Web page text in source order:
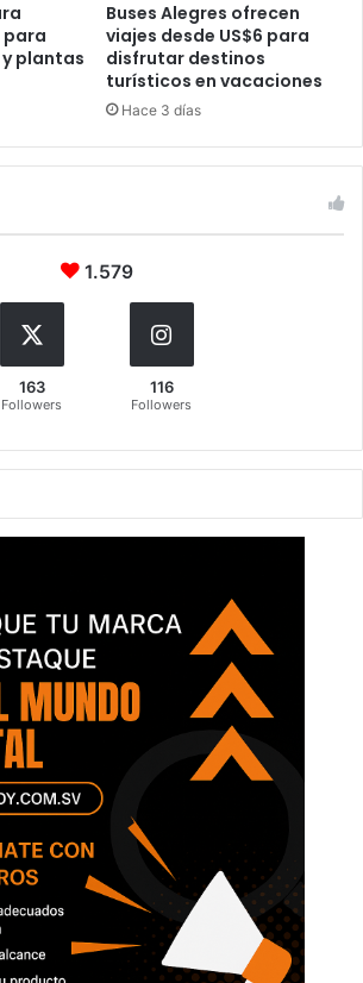
para
plantas
Buses Alegres ofrecen
viajes desde US$6 para
disfrutar destinos
turísticos en vacaciones
Hace 3 días
1.579
163
Followers
116
Followers